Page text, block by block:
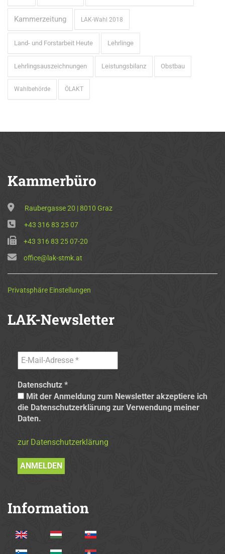
Kammerzeitung LAK-Wahl 2018
Land- und Forstarbeit Heute Lehrlinge
Lehrlingsauszeichnungen Leistungsbilanz Obstbau
Wahlbehörde ÖLAKT
Kammerbüro
Raubergasse 20 | 8010 Graz
+43 316 83 25 07
+43 316 83 25 07-20
office@lak-stmk.at
Privatsphäre Einstellungen
LAK-Newsletter
Datenschutz *
Mit der Anmeldung zum Newsletter akzeptiere ich
die Datenschutzerklärung zur Verwendung meiner
Daten.
zur Datenschutzerklärung
Information